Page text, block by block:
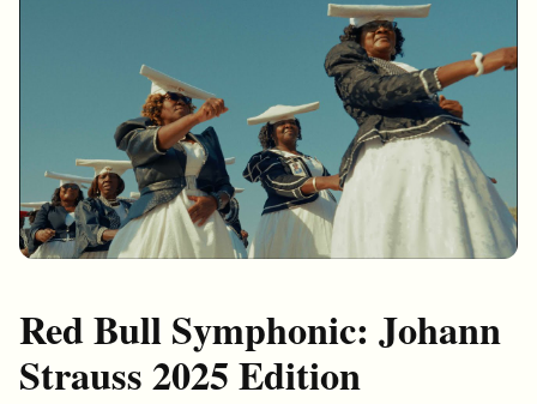
Red Bull Symphonic: Johann
Strauss 2025 Edition